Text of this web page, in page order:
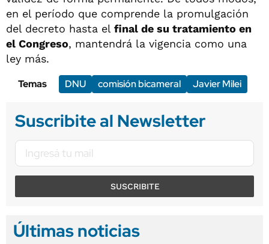
en el período que comprende la promulgación
del decreto hasta el final de su tratamiento en
el Congreso, mantendrá la vigencia como una
ley más.
Temas
DNU comisión bicameral Javier Milei
Suscribite al Newsletter
SUSCRIBITE
Últimas noticias